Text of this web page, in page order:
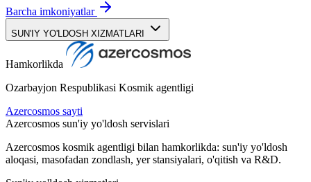
Barcha imkoniyatlar
SUN'IY YO'LDOSH XIZMATLARI
Hamkorlikda
Ozarbayjon Respublikasi Kosmik agentligi
Azercosmos sayti
Azercosmos sun'iy yo'ldosh servislari
Azercosmos kosmik agentligi bilan hamkorlikda: sun'iy yo'ldosh
aloqasi, masofadan zondlash, yer stansiyalari, o'qitish va R&D.